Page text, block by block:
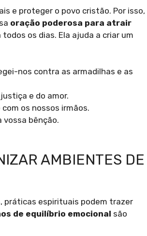
e proteger o povo cristão. Por isso,
oração poderosa para atrair
os dias. Ela ajuda a criar um
nos contra as armadilhas e as
e do amor.
os nossos irmãos.
bênção.
AMBIENTES DE
práticas espirituais podem trazer
de equilíbrio emocional são